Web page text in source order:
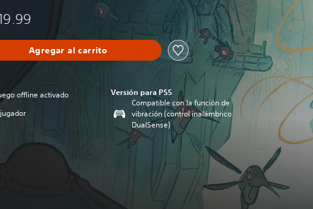
Agregar al carrito
offline activado
Versión para PS5
Compatible con la función de
vibración (control inalámbrico
DualSense)